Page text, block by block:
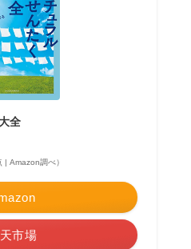
全
| Amazon調べ）
市場